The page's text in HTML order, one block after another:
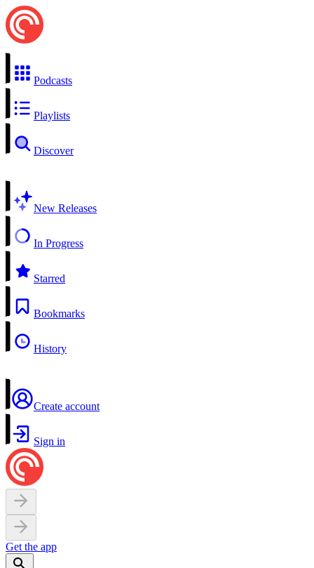
Podcasts
Playlists
Discover
New Releases
In Progress
Starred
Bookmarks
History
Create account
Sign in
Get the app